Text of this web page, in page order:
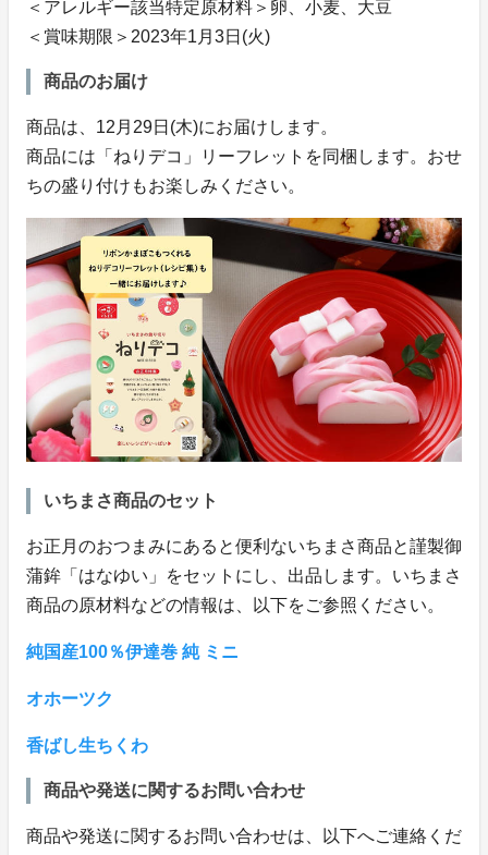
＜アレルギー該当特定原材料＞卵、小麦、大豆
＜賞味期限＞2023年1月3日(火)
商品のお届け
商品は、12月29日(木)にお届けします。
商品には「ねりデコ」リーフレットを同梱します。おせ
ちの盛り付けもお楽しみください。
いちまさ商品のセット
お正月のおつまみにあると便利ないちまさ商品と謹製御
蒲鉾「はなゆい」をセットにし、出品します。いちまさ
商品の原材料などの情報は、以下をご参照ください。
純国産100％伊達巻 純 ミニ
オホーツク
香ばし生ちくわ
商品や発送に関するお問い合わせ
商品や発送に関するお問い合わせは、以下へご連絡くだ